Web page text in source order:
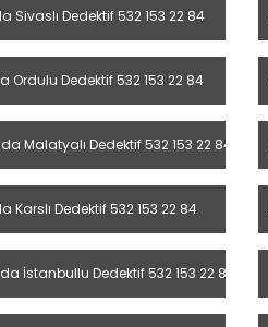
Sivaslı Dedektif 532 153 22 84
Ordulu Dedektif 532 153 22 84
Malatyalı Dedektif 532 153 22 84
84
Karslı Dedektif 532 153 22 84
İstanbullu Dedektif 532 153 22 84